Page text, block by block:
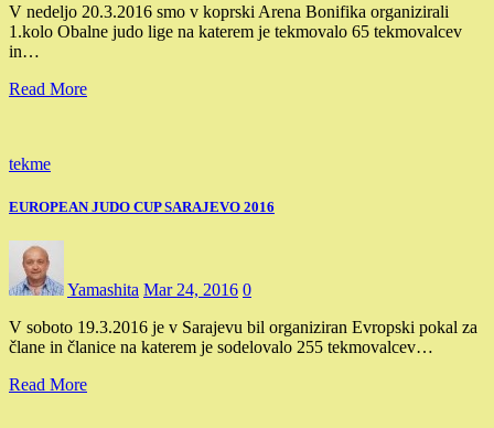
V nedeljo 20.3.2016 smo v koprski Arena Bonifika organizirali
1.kolo Obalne judo lige na katerem je tekmovalo 65 tekmovalcev
in…
Read More
tekme
EUROPEAN JUDO CUP SARAJEVO 2016
Yamashita Mar 24, 2016 0
V soboto 19.3.2016 je v Sarajevu bil organiziran Evropski pokal za
člane in članice na katerem je sodelovalo 255 tekmovalcev…
Read More